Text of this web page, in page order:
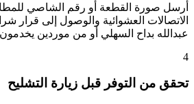
أرسل صورة القطعة أو رقم الشاصي
الاتصالات العشوائية والوصول إلى
عبدالله بداح السهلي أو من موردين
4
تحقق من التوفر قبل زيارة التشليح